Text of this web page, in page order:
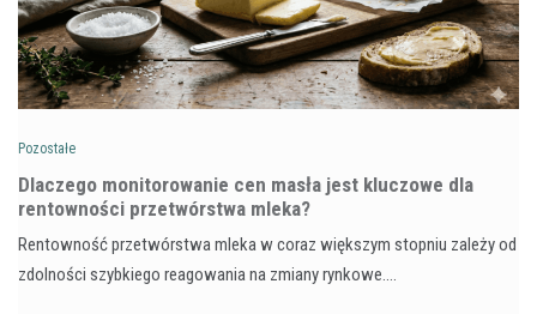
Pozostałe
Dlaczego monitorowanie cen masła jest kluczowe dla
rentowności przetwórstwa mleka?
Rentowność przetwórstwa mleka w coraz większym stopniu zależy od
zdolności szybkiego reagowania na zmiany rynkowe.…